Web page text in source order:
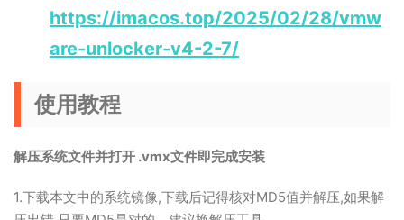
https://imacos.top/2025/02/28/vmw
are-unlocker-v4-2-7/
使用教程
解压系统文件并打开 .vmx文件即完成安装
1.下载本文中的系统镜像,下载后记得核对MD5值并解压,如果解